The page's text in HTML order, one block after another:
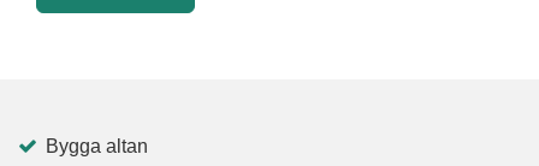
Bygga altan